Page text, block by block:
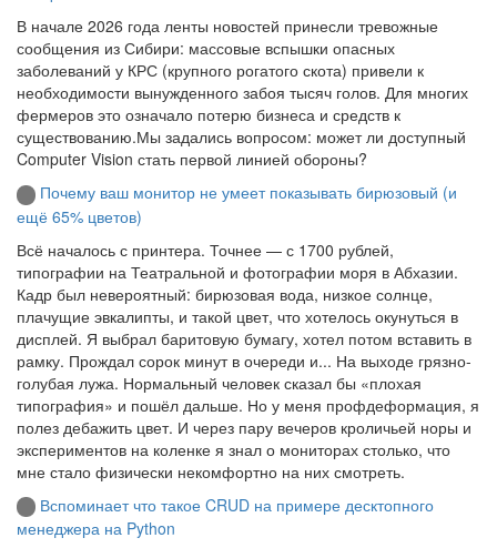
В начале 2026 года ленты новостей принесли тревожные
сообщения из Сибири: массовые вспышки опасных
заболеваний у КРС (крупного рогатого скота) привели к
необходимости вынужденного забоя тысяч голов. Для многих
фермеров это означало потерю бизнеса и средств к
существованию.Мы задались вопросом: может ли доступный
Computer Vision стать первой линией обороны?
Почему ваш монитор не умеет показывать бирюзовый (и
ещё 65% цветов)
Всё началось с принтера. Точнее — с 1700 рублей,
типографии на Театральной и фотографии моря в Абхазии.
Кадр был невероятный: бирюзовая вода, низкое солнце,
плачущие эвкалипты, и такой цвет, что хотелось окунуться в
дисплей. Я выбрал баритовую бумагу, хотел потом вставить в
рамку. Прождал сорок минут в очереди и... На выходе грязно-
голубая лужа. Нормальный человек сказал бы «плохая
типография» и пошёл дальше. Но у меня профдеформация, я
полез дебажить цвет. И через пару вечеров кроличьей норы и
экспериментов на коленке я знал о мониторах столько, что
мне стало физически некомфортно на них смотреть.
Вспоминает что такое CRUD на примере десктопного
менеджера на Python